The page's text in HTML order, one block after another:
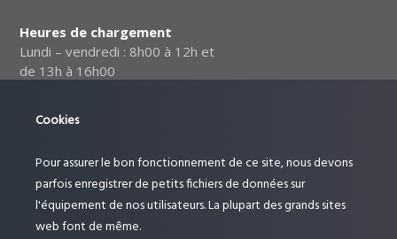
Heures de chargement
Lundi – vendredi : 8h00 à 12h et
de 13h à 16h00
Notre politique relative à la
Suivez-nous :
Cookies
Pour assurer le bon fonctionnement de ce site, nous devons
parfois enregistrer de petits fichiers de données sur
l'équipement de nos utilisateurs. La plupart des grands sites
web font de même.